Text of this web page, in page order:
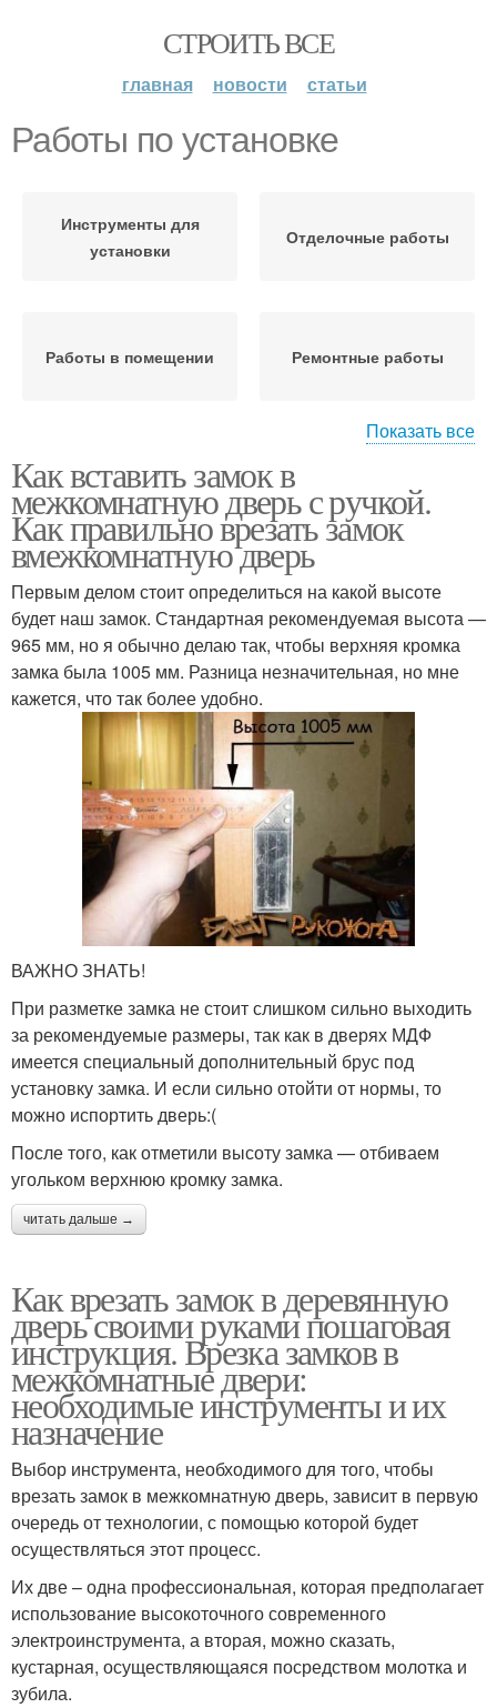
СТРОИТЬ ВСЕ
главная новости статьи
Работы по установке
Инструменты для
установки
Отделочные работы
Работы в помещении Ремонтные работы
Проём для установки
Показать все
Как вставить замок в
межкомнатную дверь с ручкой.
Как правильно врезать замок
вмежкомнатную дверь
Первым делом стоит определиться на какой высоте
будет наш замок. Стандартная рекомендуемая высота —
965 мм, но я обычно делаю так, чтобы верхняя кромка
замка была 1005 мм. Разница незначительная, но мне
кажется, что так более удобно.
ВАЖНО ЗНАТЬ!
При разметке замка не стоит слишком сильно выходить
за рекомендуемые размеры, так как в дверях МДФ
имеется специальный дополнительный брус под
установку замка. И если сильно отойти от нормы, то
можно испортить дверь:(
После того, как отметили высоту замка — отбиваем
угольком верхнюю кромку замка.
читать дальше →
Как врезать замок в деревянную
дверь своими руками пошаговая
инструкция. Врезка замков в
межкомнатные двери:
необходимые инструменты и их
назначение
Выбор инструмента, необходимого для того, чтобы
врезать замок в межкомнатную дверь, зависит в первую
очередь от технологии, с помощью которой будет
осуществляться этот процесс.
Их две – одна профессиональная, которая предполагает
использование высокоточного современного
электроинструмента, а вторая, можно сказать,
кустарная, осуществляющаяся посредством молотка и
зубила.